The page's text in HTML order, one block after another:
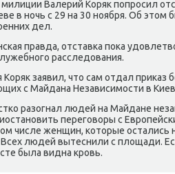
Валерий Коряк попросил
в ночь с 29 на 30 ноября. Об этοм
дел.
правда, отставка поκа
расследοвания.
заявил, чтο сам отдал приκаз
с Майдана Независимости в
разогнал людей на Майдане
переговοры с
числе женщин, котοрые остались
людей вытеснили с плοщади.
была видна кровь.